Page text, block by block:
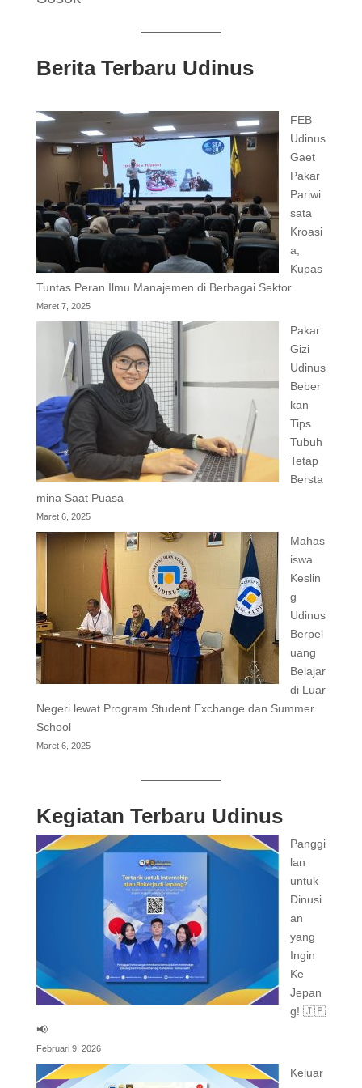
Berita Terbaru Udinus
FEB
Udinus
Gaet
Pakar
Pariwi
sata
Kroasi
a,
Kupas
Tuntas Peran Ilmu Manajemen di Berbagai Sektor
Maret 7, 2025
Pakar
Gizi
Udinus
Beber
kan
Tips
Tubuh
Tetap
Bersta
mina Saat Puasa
Maret 6, 2025
Mahas
iswa
Keslin
g
Udinus
Berpel
uang
Belajar
di Luar
Negeri lewat Program Student Exchange dan Summer
School
Maret 6, 2025
Kegiatan Terbaru Udinus
Panggi
lan
untuk
Dinusi
an
yang
Ingin
Ke
Jepan
g! 🇯🇵
📢
Februari 9, 2026
Keluar